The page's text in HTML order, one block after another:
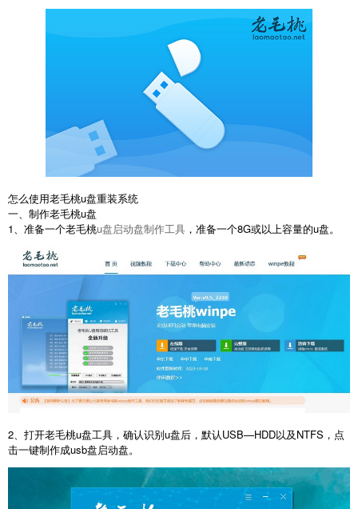
怎么使用老毛桃u盘重装系统
一、制作老毛桃u盘
1、准备一个老毛桃u盘启动盘制作工具 ，准备一个8G或以上容量的u盘。
2、打开老毛桃u盘工具，确认识别u盘后，默认USB—HDD以及NTFS，点
击一键制作成usb盘启动盘。